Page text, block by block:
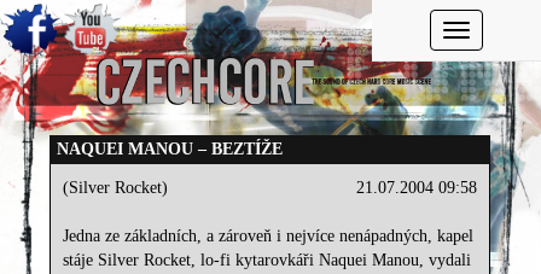
Toggle
NAQUEI MANOU – BEZTÍŽE
21.07.2004 09:58
(Silver Rocket)
Jedna ze základních, a zároveň i nejvíce nenápadných, kapel
stáje Silver Rocket, lo-fi kytarovkáři Naquei Manou, vydali